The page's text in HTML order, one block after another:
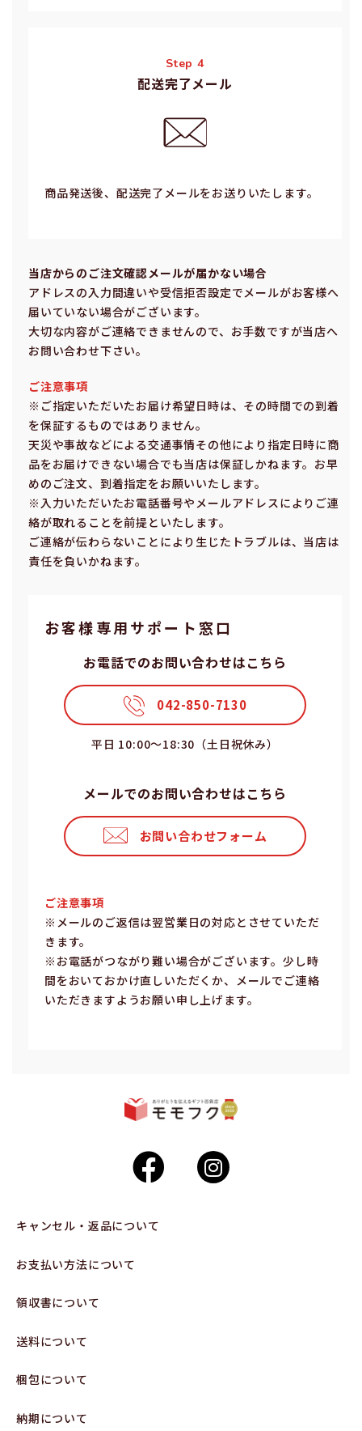
Step 4
配送完了メール
商品発送後、配送完了メールをお送りいたします。
当店からのご注⽂確認メールが届かない場合
アドレスの⼊⼒間違いや受信拒否設定でメールがお客様へ
届いていない場合がございます。
⼤切な内容がご連絡できませんので、お⼿数ですが当店へ
お問い合わせ下さい。
ご注意事項
※ご指定いただいたお届け希望⽇時は、その時間での到着
を保証するものではありません。
天災や事故などによる交通事情その他により指定⽇時に商
品をお届けできない場合でも当店は保証しかねます。お早
めのご注⽂、到着指定をお願いいたします。
※⼊⼒いただいたお電話番号やメールアドレスによりご連
絡が取れることを前提といたします。
ご連絡が伝わらないことにより⽣じたトラブルは、当店は
責任を負いかねます。
お客様専⽤サポート窓⼝
お電話でのお問い合わせはこちら
042-850-7130
平⽇ 10:00〜18:30（⼟⽇祝休み）
メールでのお問い合わせはこちら
お問い合わせフォーム
ご注意事項
※メールのご返信は翌営業⽇の対応とさせていただ
きます。
※お電話がつながり難い場合がございます。少し時
間をおいておかけ直しいただくか、メールでご連絡
いただきますようお願い申し上げます。
キャンセル・返品について
お支払い方法について
領収書について
送料について
梱包について
納期について